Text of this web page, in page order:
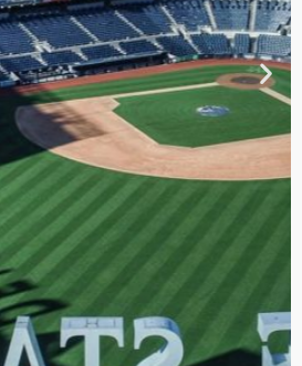
TOUR DE
CONTRASTES